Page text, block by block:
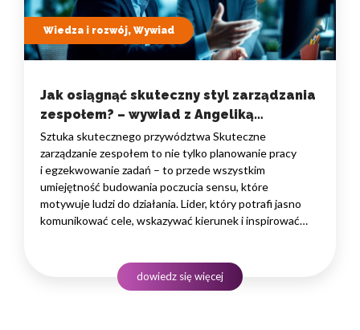
Wiedza i rozwój, Wywiad
Jak osiągnąć skuteczny styl zarządzania
zespołem? – wywiad z Angeliką
Kuczyńską
Sztuka skutecznego przywództwa Skuteczne
zarządzanie zespołem to nie tylko planowanie pracy
i egzekwowanie zadań – to przede wszystkim
umiejętność budowania poczucia sensu, które
motywuje ludzi do działania. Lider, który potrafi jasno
komunikować cele, wskazywać kierunek i inspirować
za wynik. Współczesne przywództwo wymaga
połączenia empatii, konsekwencji i zdolności
dowiedz się więcej